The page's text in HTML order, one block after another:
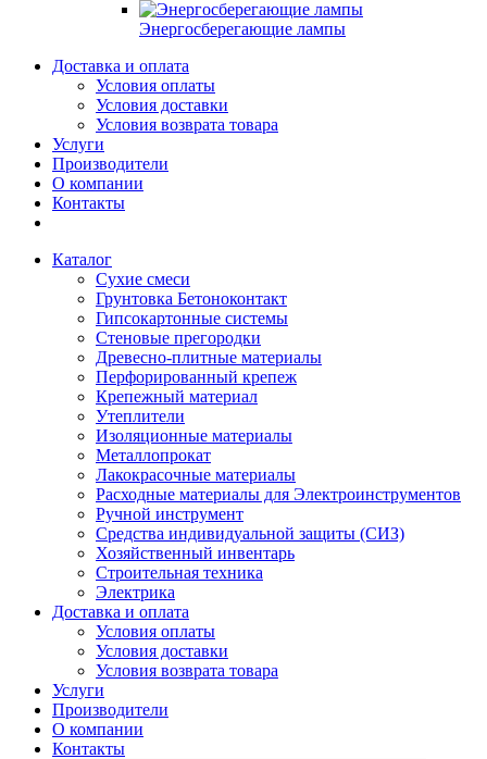
Энергосберегающие лампы
Доставка и оплата
Условия оплаты
Условия доставки
Условия возврата товара
Услуги
Производители
О компании
Контакты
Каталог
Сухие смеси
Грунтовка Бетоноконтакт
Гипсокартонные системы
Стеновые прегородки
Древесно-плитные материалы
Перфорированный крепеж
Крепежный материал
Утеплители
Изоляционные материалы
Металлопрокат
Лакокрасочные материалы
Расходные материалы для Электроинструментов
Ручной инструмент
Средства индивидуальной защиты (СИЗ)
Хозяйственный инвентарь
Строительная техника
Электрика
Доставка и оплата
Условия оплаты
Условия доставки
Условия возврата товара
Услуги
Производители
О компании
Контакты